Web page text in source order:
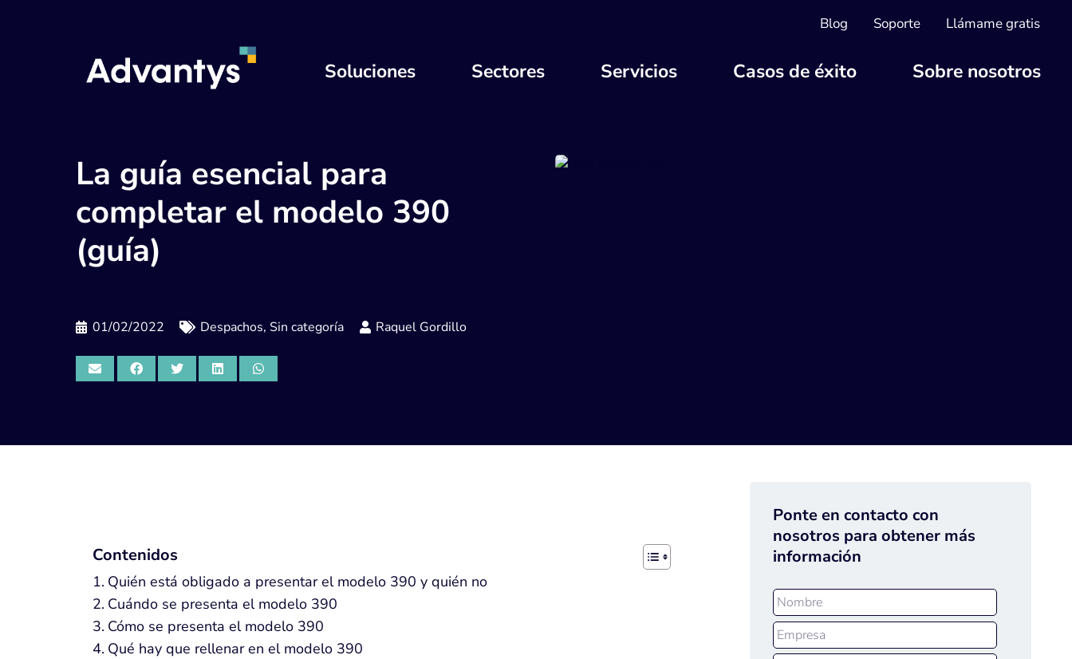
Blog Soporte Llámame gratis
Soluciones Sectores Servicios Casos de éxito Sobre nosotros
La guía esencial para
completar el modelo 390
(guía)
01/02/2022 Despachos, Sin categoría Raquel Gordillo
Contenidos
Quién está obligado a presentar el modelo 390 y quién no
Cuándo se presenta el modelo 390
Cómo se presenta el modelo 390
Qué hay que rellenar en el modelo 390
Ponte en contacto con
nosotros para obtener más
información